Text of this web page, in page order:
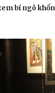
bí ngô